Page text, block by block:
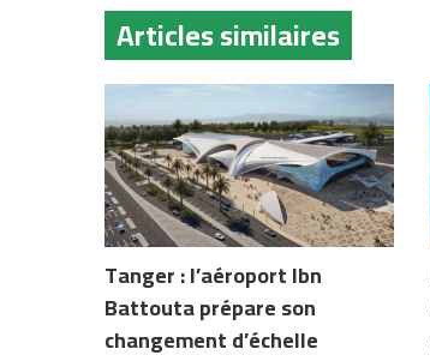
Articles similaires
Tanger : l’aéroport Ibn
Battouta prépare son
changement d’échelle